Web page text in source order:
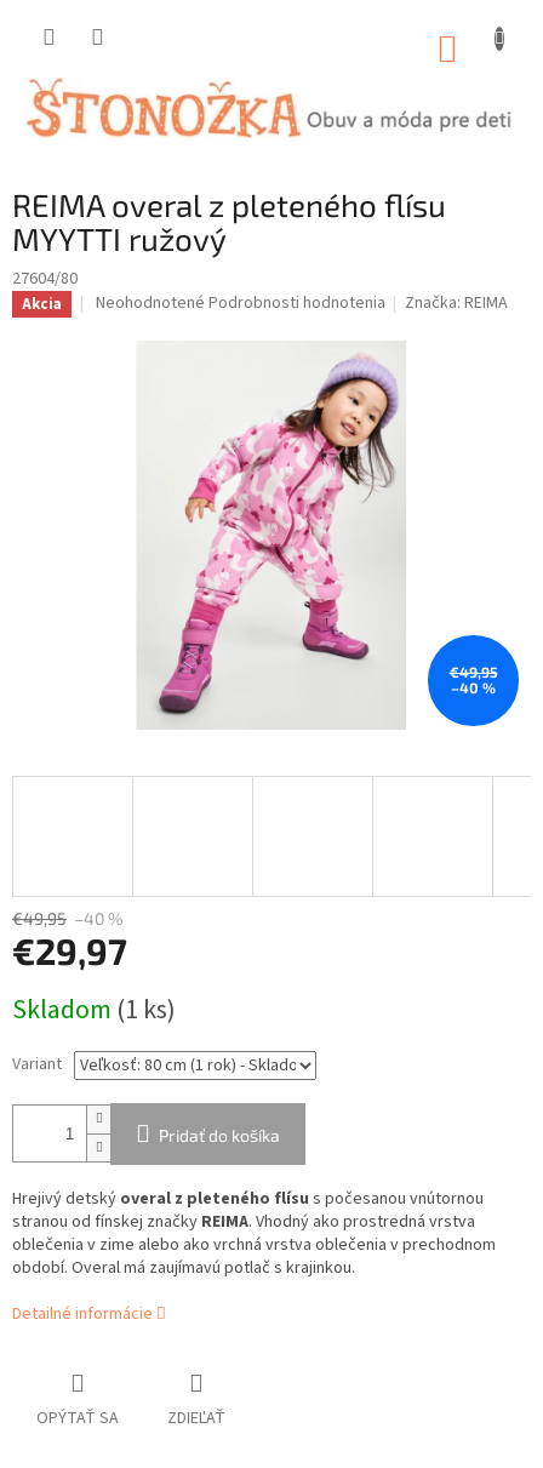
REIMA overal z pleteného flísu
MYYTTI ružový
27604/80
Akcia
Priemerné
Neohodnotené Podrobnosti hodnotenia Značka:REIMA
€49,95
–40 %
€49,95 –40 %
€29,97
cena:
Skladom (1 ks)
Variant
Pridať do košíka
Hrejivý detský overal z pleteného flísu s počesanou vnútornou
stranou od fínskej značky REIMA. Vhodný ako prostredná vrstva
oblečenia v zime alebo ako vrchná vrstva oblečenia v prechodnom
období. Overal má zaujímavú potlač s krajinkou.
Detailné informácie
OPÝTAŤ SA ZDIEĽAŤ